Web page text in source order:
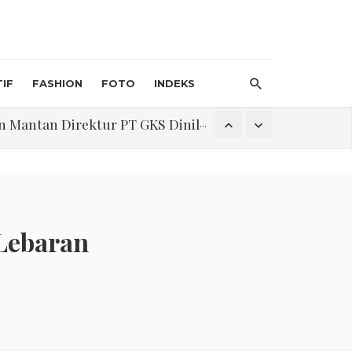
FASHION FOTO INDEKS
Direktur PT GKS Dinilai Rancu